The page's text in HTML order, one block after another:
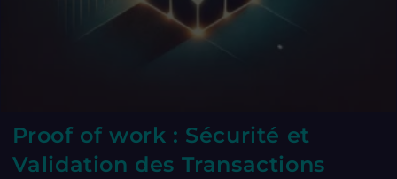
Proof of work : Sécurité et
Validation des Transactions